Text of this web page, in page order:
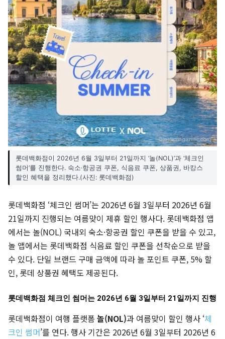
롯데백화점이 2026년 6월 3일부터 21일까지 ‘놀(NOL)’과 ‘체크인
썸머’를 진행한다. 숙소·항공권 쿠폰, 식음료 쿠폰, 상품권, 바캉스
할인 혜택을 정리했다.(사진: 롯데백화점)
롯데백화점 ‘체크인 썸머’는 2026년 6월 3일부터 2026년 6월
21일까지 진행되는 여름맞이 제휴 할인 행사다. 롯데백화점 앱
에서는 놀(NOL) 국내외 숙소·항공권 할인 쿠폰을 받을 수 있고,
놀 앱에서는 롯데백화점 식음료 할인 쿠폰을 선착순으로 받을
수 있다. 단일 브랜드 구매 금액에 따라 놀 포인트 쿠폰, 5% 할
인, 롯데 상품권 혜택도 제공된다.
롯데백화점 체크인 썸머는 2026년 6월 3일부터 21일까지 진행
롯데백화점이 여행 플랫폼 놀(NOL)과 여름맞이 할인 행사 ‘체
크인 썸머’를 연다. 행사 기간은 2026년 6월 3일부터 2026년 6